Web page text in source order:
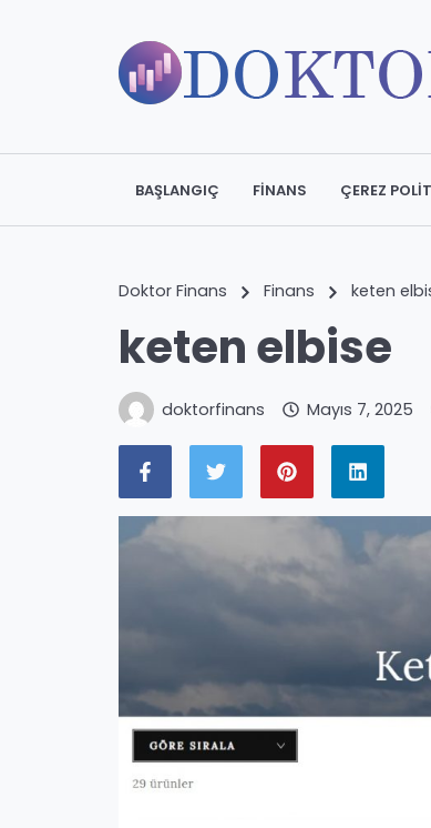
BAŞLANGIÇ FINANS ÇEREZ
Doktor Finans Finans keten
keten elbise
doktorfinans Mayıs 7, 2025